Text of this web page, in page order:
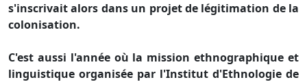
s'inscrivait alors dans un projet de légitimation de la
colonisation.
C'est aussi l'année où la mission ethnographique et
linguistique organisée par l'Institut d'Ethnologie de